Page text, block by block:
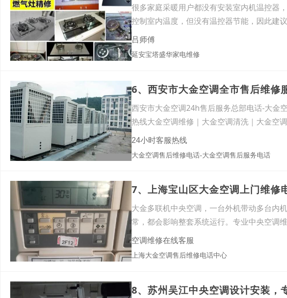
很多家庭采暖用户都没有安装室内机温控器
控制室内温度，但没有温控器节能，因此建
节能
吕师傅
延安宝塔盛华家电维修
6、西安市大金空调全市售后维修
西安市大金空调24h售后服务总部电话-大金
热线大金空调维修｜大金空调清洗｜大金空
24小时客服热线
大金空调售后维修电话-大金空调售后服务电话
大金多联机中央空调，一台外机带动多台内
常，都会影响整套系统运行。专业中央空调
整机报
空调维修在线客服
上海大金空调售后维修电话中心
8、苏州吴江中央空调设计安装，